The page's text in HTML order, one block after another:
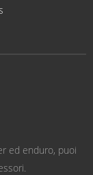
ed enduro, puoi